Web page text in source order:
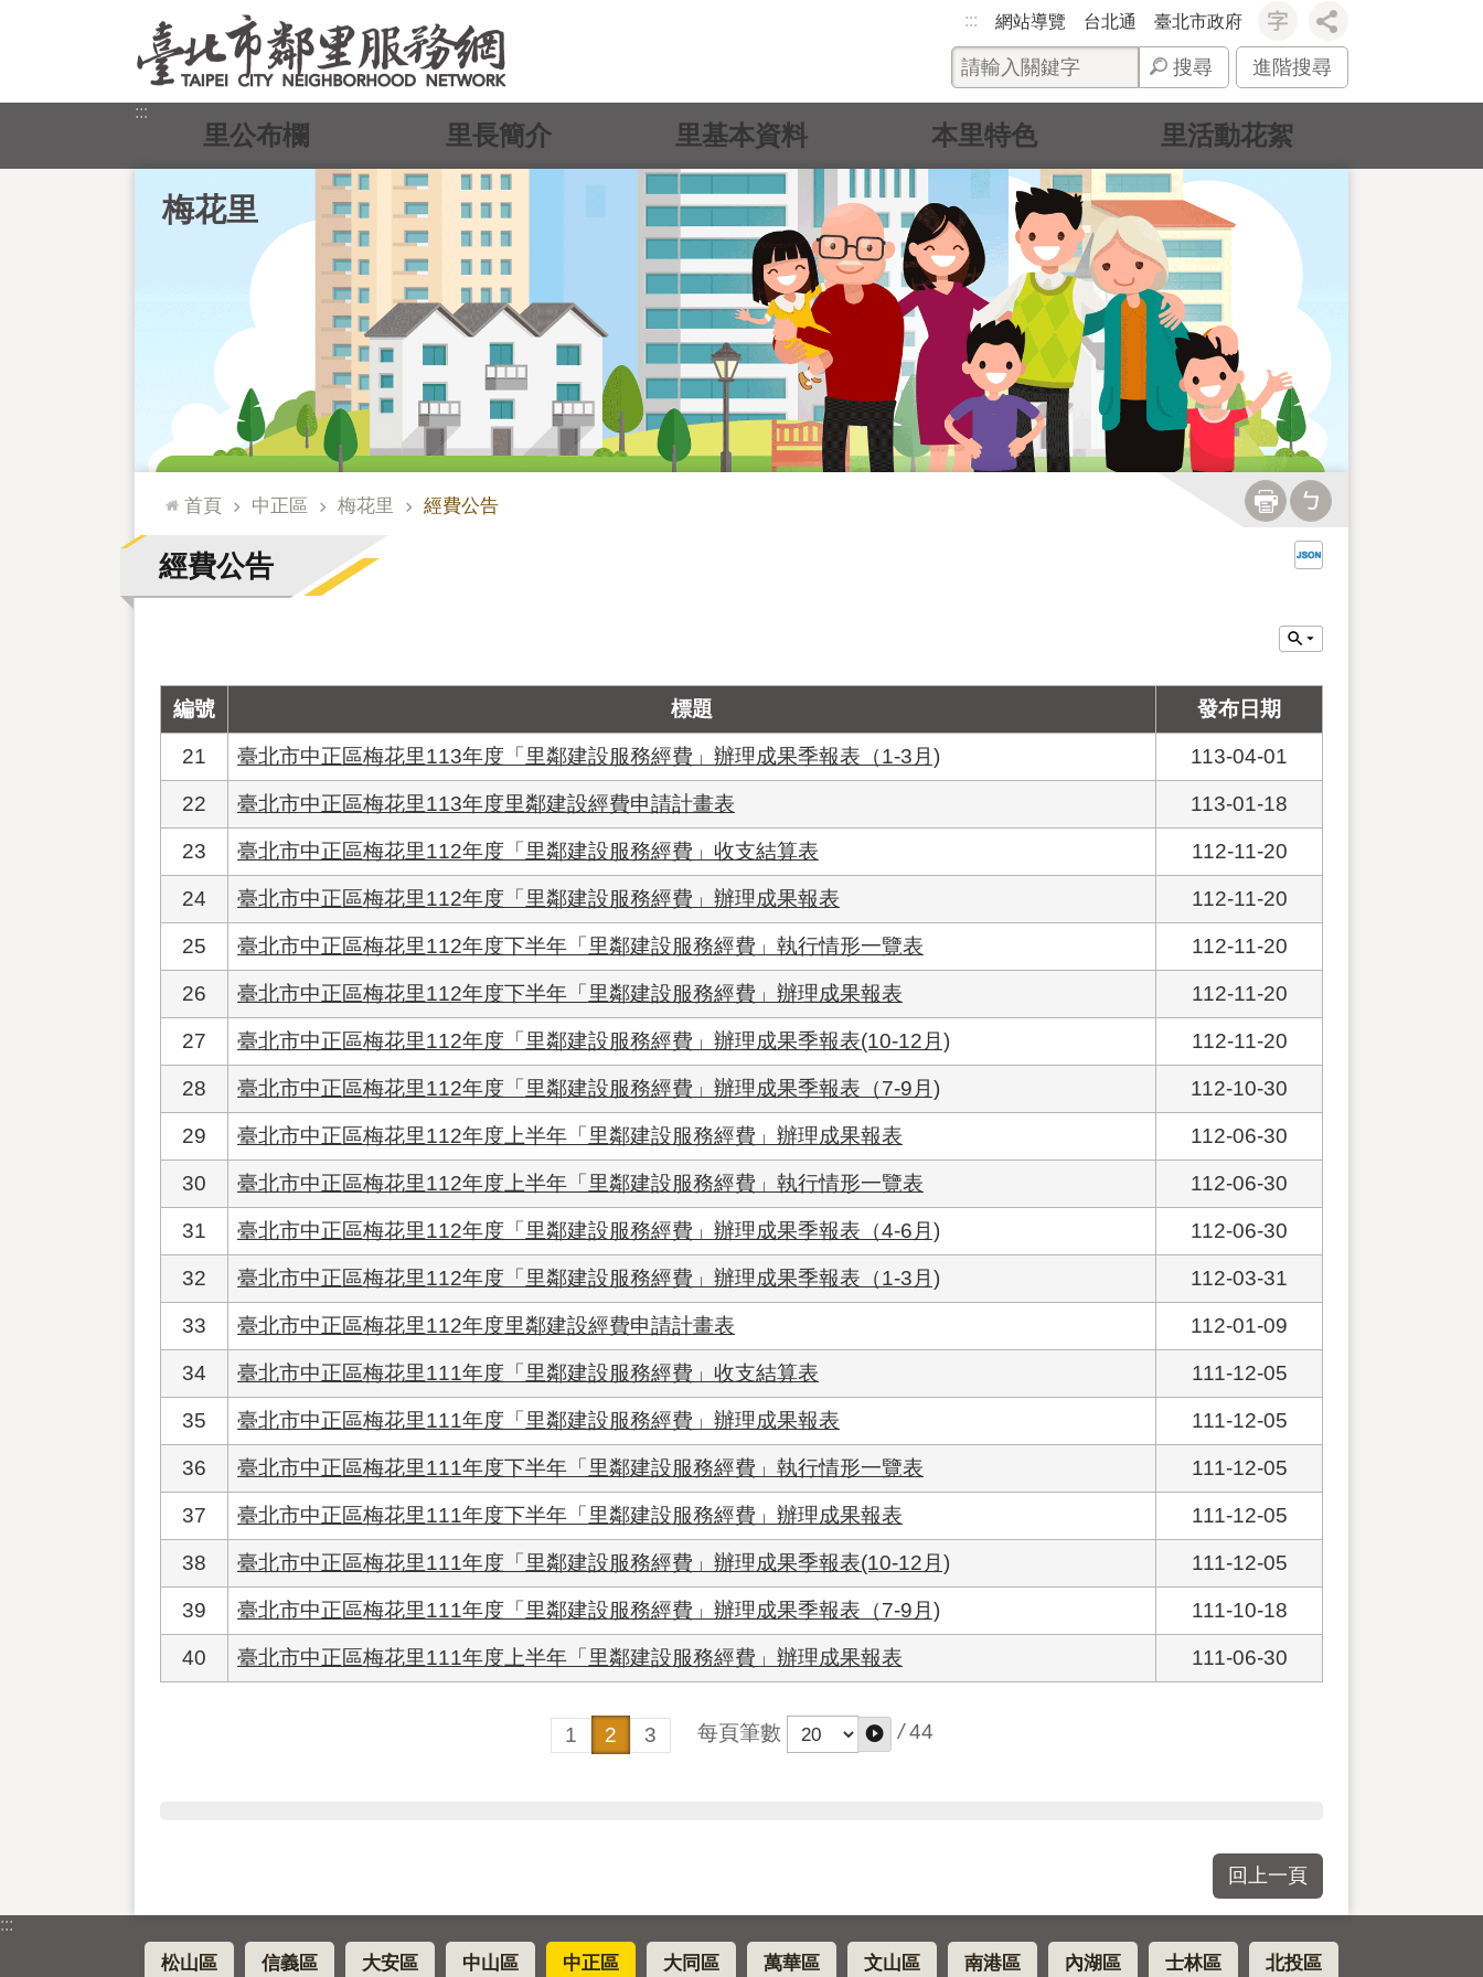
::: 網站導覽 台北通 臺北市政府
搜尋 進階搜尋
:::
梅花里
里公布欄 里長簡介 里基本資料 本里特色 里活動花絮
::: 首頁 中正區 梅花里 經費公告
經費公告
編號 標題 發布日期
21 臺北市中正區梅花里113年度「里鄰建設服務經費」辦理成果季報表（1-3月) 113-04-01
22 臺北市中正區梅花里113年度里鄰建設經費申請計畫表 113-01-18
23 臺北市中正區梅花里112年度「里鄰建設服務經費」收支結算表 112-11-20
24 臺北市中正區梅花里112年度「里鄰建設服務經費」辦理成果報表 112-11-20
25 臺北市中正區梅花里112年度下半年「里鄰建設服務經費」執行情形一覽表 112-11-20
26 臺北市中正區梅花里112年度下半年「里鄰建設服務經費」辦理成果報表 112-11-20
27 臺北市中正區梅花里112年度「里鄰建設服務經費」辦理成果季報表(10-12月) 112-11-20
28 臺北市中正區梅花里112年度「里鄰建設服務經費」辦理成果季報表（7-9月) 112-10-30
29 臺北市中正區梅花里112年度上半年「里鄰建設服務經費」辦理成果報表 112-06-30
30 臺北市中正區梅花里112年度上半年「里鄰建設服務經費」執行情形一覽表 112-06-30
31 臺北市中正區梅花里112年度「里鄰建設服務經費」辦理成果季報表（4-6月) 112-06-30
32 臺北市中正區梅花里112年度「里鄰建設服務經費」辦理成果季報表（1-3月) 112-03-31
33 臺北市中正區梅花里112年度里鄰建設經費申請計畫表 112-01-09
34 臺北市中正區梅花里111年度「里鄰建設服務經費」收支結算表 111-12-05
35 臺北市中正區梅花里111年度「里鄰建設服務經費」辦理成果報表 111-12-05
36 臺北市中正區梅花里111年度下半年「里鄰建設服務經費」執行情形一覽表 111-12-05
37 臺北市中正區梅花里111年度下半年「里鄰建設服務經費」辦理成果報表 111-12-05
38 臺北市中正區梅花里111年度「里鄰建設服務經費」辦理成果季報表(10-12月) 111-12-05
39 臺北市中正區梅花里111年度「里鄰建設服務經費」辦理成果季報表（7-9月) 111-10-18
40 臺北市中正區梅花里111年度上半年「里鄰建設服務經費」辦理成果報表 111-06-30
1 2 3 每頁筆數 / 44
回上一頁
:::
松山區 信義區 大安區 中山區 中正區 大同區 萬華區 文山區 南港區 內湖區 士林區 北投區